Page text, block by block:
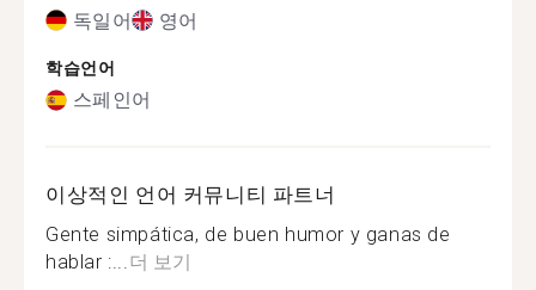
독일어 영어
학습언어
스페인어
이상적인 언어 커뮤니티 파트너
Gente simpática, de buen humor y ganas de
hablar :...더 보기